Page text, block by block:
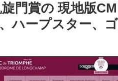
門賞の 現地版
ハープスター、